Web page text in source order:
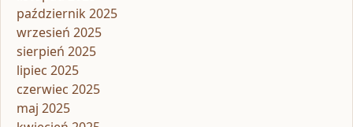
październik 2025
wrzesień 2025
sierpień 2025
lipiec 2025
czerwiec 2025
maj 2025